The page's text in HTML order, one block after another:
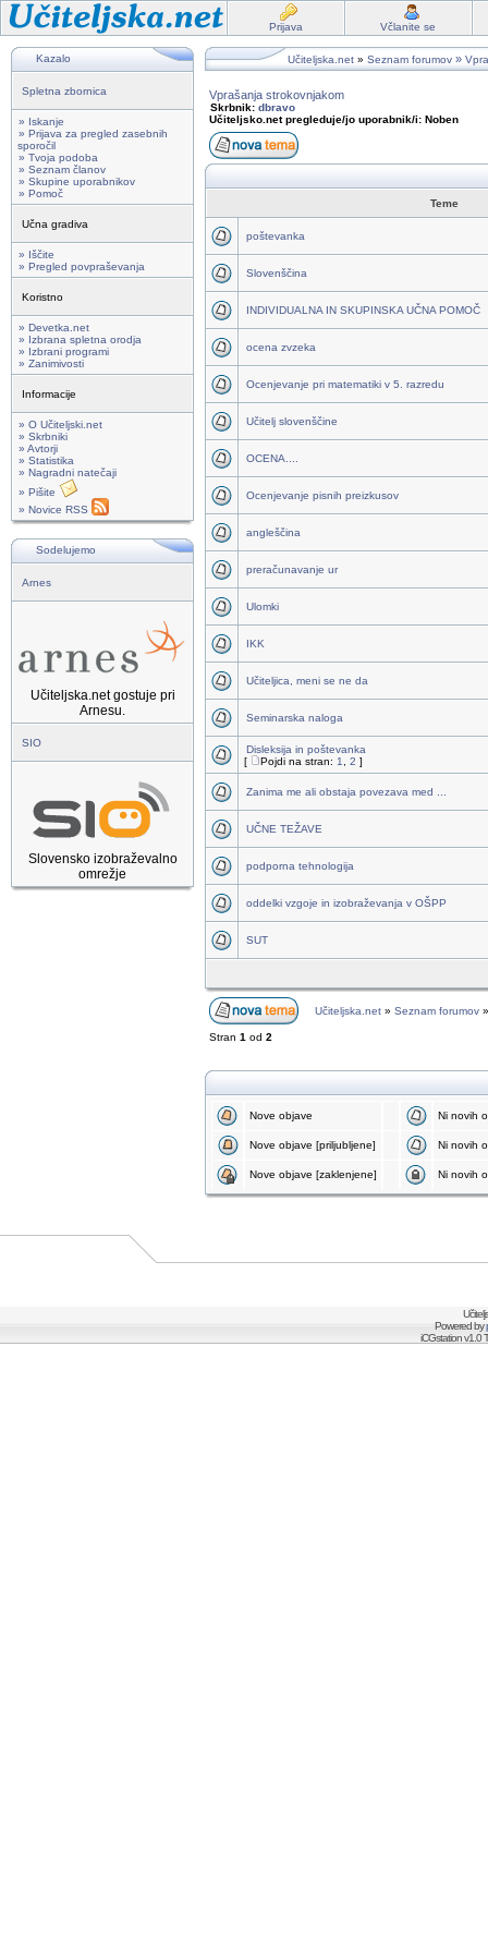
Prijava Včlanite se
Kazalo
Spletna zbornica
» Iskanje
» Prijava za pregled zasebnih
sporočil
» Tvoja podoba
» Seznam članov
» Skupine uporabnikov
» Pomoč
Učna gradiva
» Iščite
» Pregled povpraševanja
Koristno
» Devetka.net
» Izbrana spletna orodja
» Izbrani programi
» Zanimivosti
Informacije
» O Učiteljski.net
» Skrbniki
» Avtorji
» Statistika
» Nagradni natečaji
» Pišite
» Novice RSS
Sodelujemo
Arnes
Učiteljska.net gostuje pri
Arnesu.
SIO
Slovensko izobraževalno
omrežje
Učiteljska.net » Seznam forumov »
Vprašanja strokovnjakom
Skrbnik: dbravo
Učiteljsko.net pregleduje/jo uporabnik/i: Noben
Teme
poštevanka
Slovenščina
INDIVIDUALNA IN SKUPINSKA UČNA POMOČ
ocena zvzeka
Ocenjevanje pri matematiki v 5. razredu
Učitelj slovenščine
OCENA....
Ocenjevanje pisnih preizkusov
angleščina
preračunavanje ur
Ulomki
IKK
Učiteljica, meni se ne da
Seminarska naloga
Disleksija in poštevanka
[
Pojdi na stran: 1 2 ]
Zanima me ali obstaja povezava med ...
UČNE TEŽAVE
podporna tehnologija
oddelki vzgoje in izobraževanja v OŠPP
SUT
Učiteljska.net » Seznam forumov
Stran 1 od 2
Nove objave Ni novih
Nove objave [priljubljene] Ni novih
Nove objave [zaklenjene] Ni novih
Powered by
iCGstation v1.0